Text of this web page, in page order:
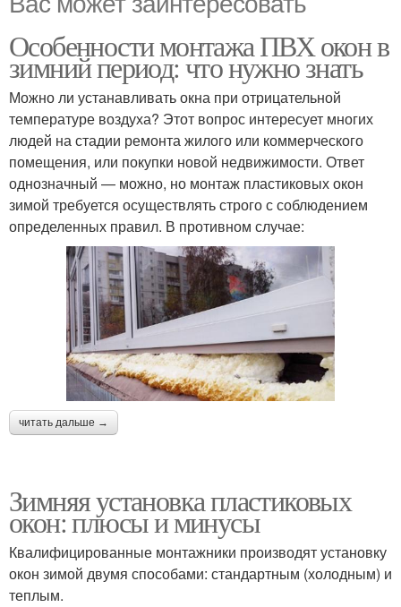
Особенности монтажа ПВХ окон в
зимний период: что нужно знать
Можно ли устанавливать окна при отрицательной
температуре воздуха? Этот вопрос интересует многих
людей на стадии ремонта жилого или коммерческого
помещения, или покупки новой недвижимости. Ответ
однозначный — можно, но монтаж пластиковых окон
зимой требуется осуществлять строго с соблюдением
определенных правил. В противном случае:
читать дальше →
Зимняя установка пластиковых
окон: плюсы и минусы
Квалифицированные монтажники производят установку
окон зимой двумя способами: стандартным (холодным) и
теплым.